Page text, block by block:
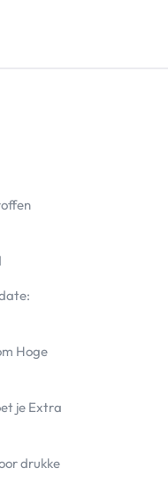
Hoge
je Extra
drukke